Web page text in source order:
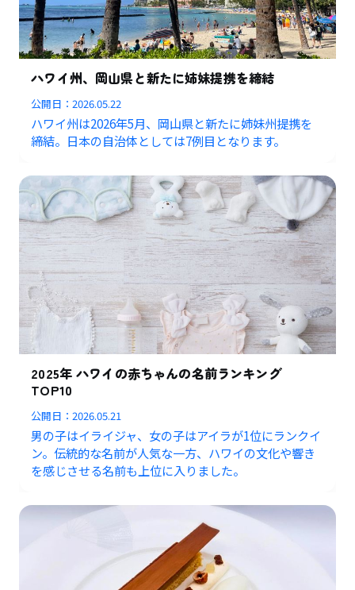
ハワイ州、岡山県と新たに姉妹提携を締結
公開日：2026.05.22
ハワイ州は2026年5月、岡山県と新たに姉妹州提携を
締結。日本の自治体としては7例目となります。
2025年 ハワイの赤ちゃんの名前ランキング
TOP10
公開日：2026.05.21
男の子はイライジャ、女の子はアイラが1位にランクイ
ン。伝統的な名前が人気な一方、ハワイの文化や響き
を感じさせる名前も上位に入りました。